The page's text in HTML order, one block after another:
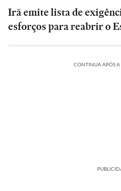
Irã emite lista de
esforços para reabrir o
CONTINUA APÓS